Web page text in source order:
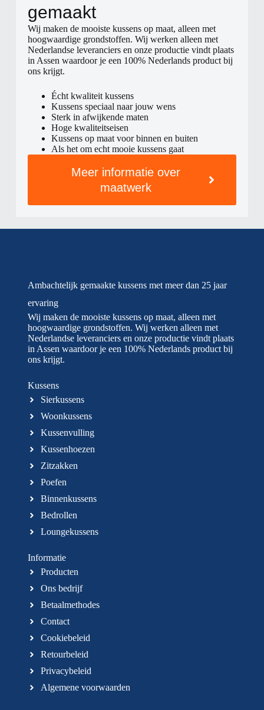
gemaakt​
Wij maken de mooiste kussens op maat, alleen met
hoogwaardige grondstoffen. Wij werken alleen met
Nederlandse leveranciers en onze productie vindt plaats
in Assen waardoor je een 100% Nederlands product bij
ons krijgt.
Écht kwaliteit kussens
Kussens speciaal naar jouw wens
Sterk in afwijkende maten
Hoge kwaliteitseisen
Kussens op maat voor binnen en buiten
Als het om echt mooie kussens gaat
Meer informatie over
maatwerk
Ambachtelijk gemaakte kussens met meer dan 25 jaar
ervaring
Wij maken de mooiste kussens op maat, alleen met
hoogwaardige grondstoffen. Wij werken alleen met
Nederlandse leveranciers en onze productie vindt plaats
in Assen waardoor je een 100% Nederlands product bij
ons krijgt.
Kussens
Sierkussens
Woonkussens
Kussenvulling
Kussenhoezen
Zitzakken
Poefen
Binnenkussens
Bedrollen
Loungekussens
Informatie
Producten
Ons bedrijf
Betaalmethodes
Contact
Cookiebeleid
Retourbeleid
Privacybeleid
Algemene voorwaarden